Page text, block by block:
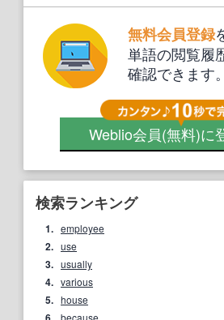
無料会員登録
単語の閲覧履
確認できます。
Weblio会員(無料)に
検索ランキング
1. employee
2. use
3. usually
4. various
5. house
because